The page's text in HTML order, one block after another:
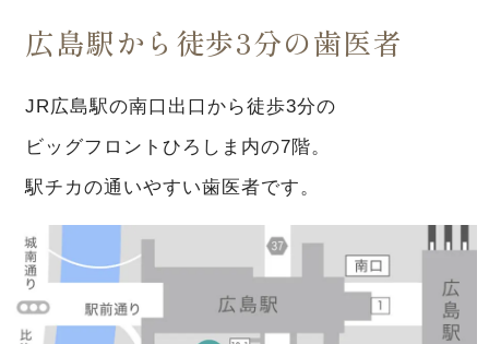
広島駅から徒歩3分の歯医者
JR広島駅の南口出口から徒歩3分の
ビッグフロントひろしま内の7階。
駅チカの通いやすい歯医者です。